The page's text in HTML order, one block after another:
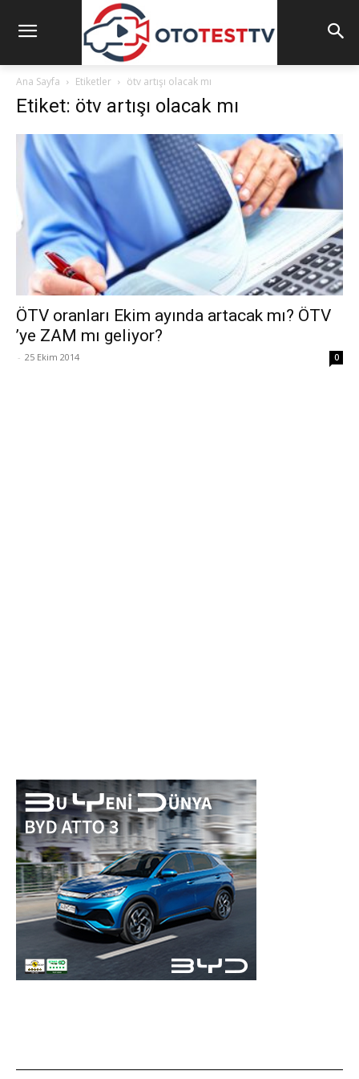
Ana Sayfa Etiketler ötv artışı olacak mı
Etiket: ötv artışı olacak mı
ÖTV oranları Ekim ayında artacak mı? ÖTV
’ye ZAM mı geliyor?
- 25 Ekim 2014 0